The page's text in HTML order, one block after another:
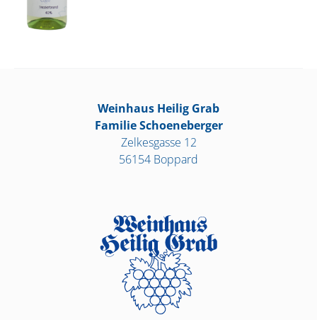
Weinhaus Heilig Grab
Familie Schoeneberger
Zelkesgasse 12
56154 Boppard